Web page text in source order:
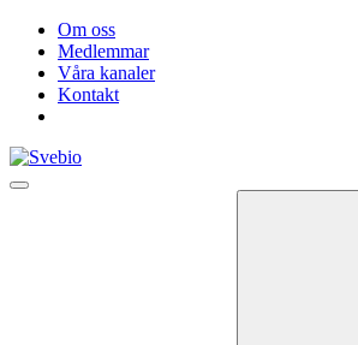
Om oss
Medlemmar
Våra kanaler
Kontakt